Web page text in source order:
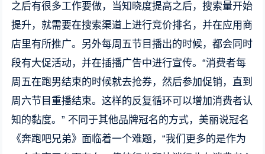
之后有很多工作要做，当知晓度提高之后，搜索量开始
提升，就需要在搜索渠道上进行竞价排名，并在应用商
店里有所推广。另外每周五节目播出的时候，都会同时
段有大促活动，并在插播广告中进行宣传。“消费者每
周五在跑男结束的时候就去抢券，然后参加促销，直到
周六节目重播结束。这样的反复循环可以增加消费者认
知的黏度。” 不同于其他品牌冠名的方式，美丽说冠名
《奔跑吧兄弟》面临着一个难题，“我们更多的是作为